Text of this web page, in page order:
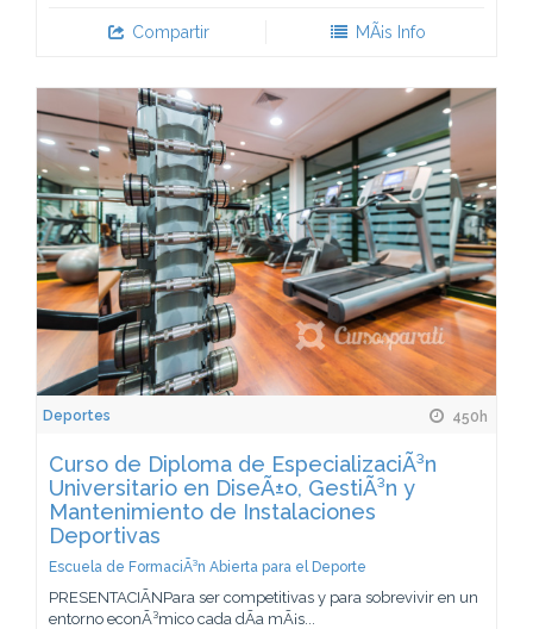
Compartir MÃ¡s Info
Deportes 450h
Curso de Diploma de EspecializaciÃ³n
Universitario en DiseÃ±o, GestiÃ³n y
Mantenimiento de Instalaciones
Deportivas
Escuela de FormaciÃ³n Abierta para el Deporte
PRESENTACIÃNPara ser competitivas y para sobrevivir en un
entorno econÃ³mico cada dÃ­a mÃ¡s...